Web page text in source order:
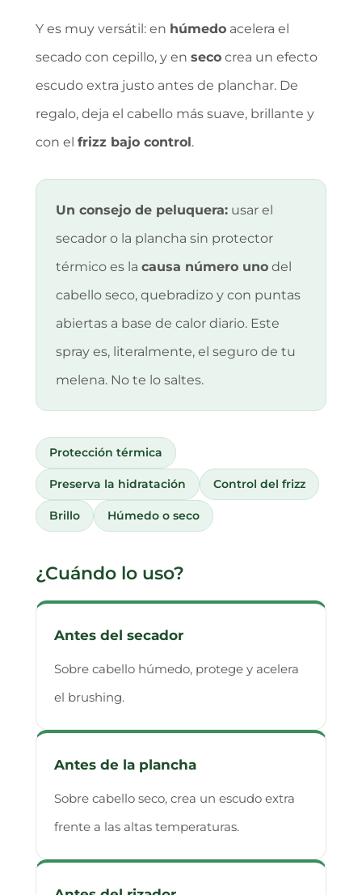
Y es muy versátil: en húmedo acelera el
secado con cepillo, y en seco crea un efecto
escudo extra justo antes de planchar. De
regalo, deja el cabello más suave, brillante y
con el frizz bajo control .
Un consejo de peluquera: usar el
secador o la plancha sin protector
térmico es la causa número uno del
cabello seco, quebradizo y con puntas
abiertas a base de calor diario. Este
spray es, literalmente, el seguro de tu
melena. No te lo saltes.
Protección térmica
Preserva la hidratación Control del frizz
Brillo Húmedo o seco
¿Cuándo lo uso?
Antes del secador
Sobre cabello húmedo, protege y acelera
el brushing.
Antes de la plancha
Sobre cabello seco, crea un escudo extra
frente a las altas temperaturas.